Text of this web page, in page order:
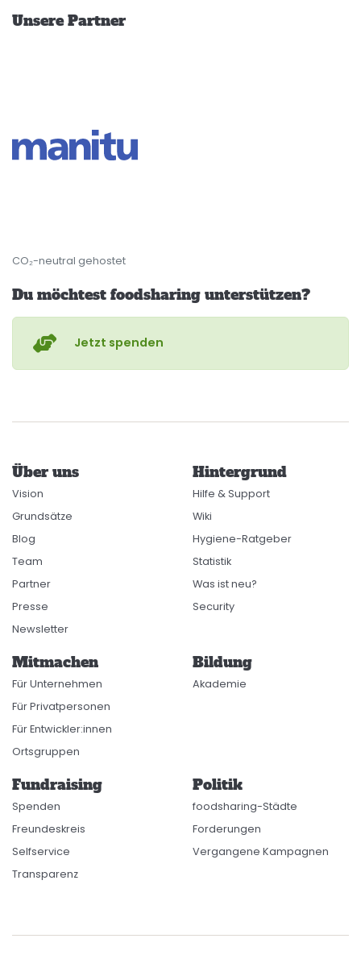
Unsere Partner
CO₂-neutral gehostet
Du möchtest foodsharing unterstützen?
Jetzt spenden
Über uns
Vision
Grundsätze
Blog
Team
Partner
Presse
Newsletter
Hintergrund
Hilfe & Support
Wiki
Hygiene-Ratgeber
Statistik
Was ist neu?
Security
Mitmachen
Für Unternehmen
Für Privatpersonen
Für Entwickler:innen
Ortsgruppen
Bildung
Akademie
Fundraising
Spenden
Freundeskreis
Selfservice
Transparenz
Politik
foodsharing-Städte
Forderungen
Vergangene Kampagnen